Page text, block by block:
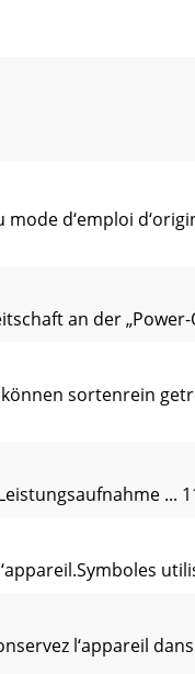
d‘emploi
an der „Power-
sortenrein
...
l‘appareil